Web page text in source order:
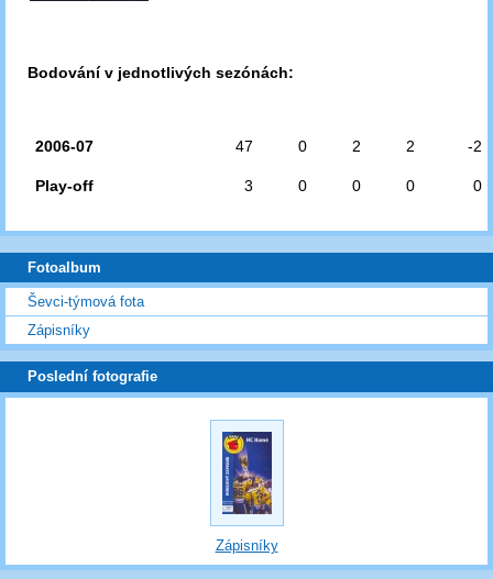
Bodování v jednotlivých sezónách:
2006-07 47 0 2 2 -2
Play-off 3 0 0 0 0
Fotoalbum
Ševci-týmová fota
Zápisníky
Poslední fotografie
Zápisníky